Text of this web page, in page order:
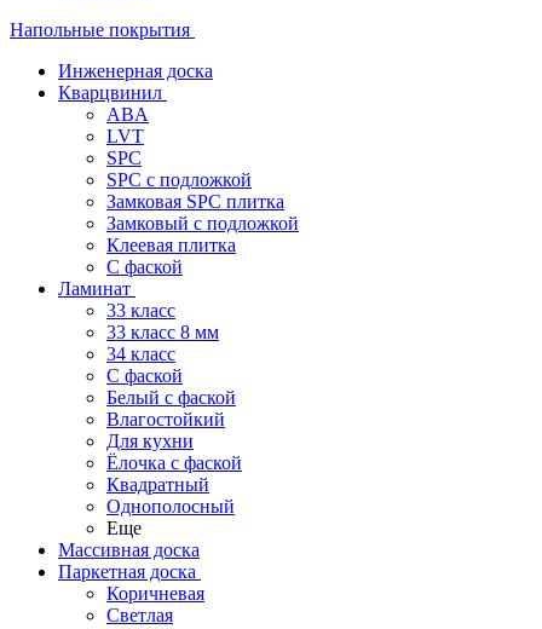
Напольные покрытия
Инженерная доска
Кварцвинил
ABA
LVT
SPC
SPC с подложкой
Замковая SPC плитка
Замковый с подложкой
Клеевая плитка
С фаской
Ламинат
33 класс
33 класс 8 мм
34 класс
C фаской
Белый с фаской
Влагостойкий
Для кухни
Ёлочка с фаской
Квадратный
Однополосный
Еще
Массивная доска
Паркетная доска
Коричневая
Светлая